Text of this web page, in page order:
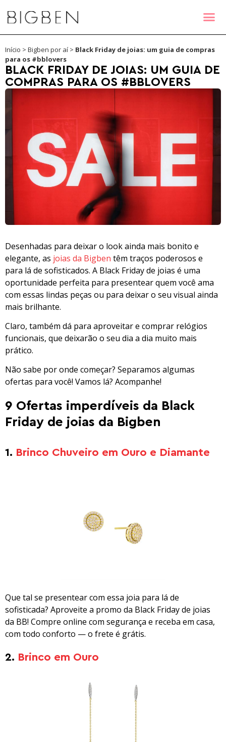
Início > Bigben por aí > Black Friday de joias: um guia de compras
para os #bblovers
BLACK FRIDAY DE JOIAS: UM GUIA DE
COMPRAS PARA OS #BBLOVERS
Desenhadas para deixar o look ainda mais bonito e
elegante, as joias da Bigben têm traços poderosos e
para lá de sofisticados. A Black Friday de joias é uma
oportunidade perfeita para presentear quem você ama
com essas lindas peças ou para deixar o seu visual ainda
mais brilhante.
Claro, também dá para aproveitar e comprar relógios
funcionais, que deixarão o seu dia a dia muito mais
prático.
Não sabe por onde começar? Separamos algumas
ofertas para você! Vamos lá? Acompanhe!
9 Ofertas imperdíveis da Black
Friday de joias da Bigben
1. Brinco Chuveiro em Ouro e Diamante
Que tal se presentear com essa joia para lá de
sofisticada? Aproveite a promo da Black Friday de joias
da BB! Compre online com segurança e receba em casa,
com todo conforto — o frete é grátis.
2. Brinco em Ouro